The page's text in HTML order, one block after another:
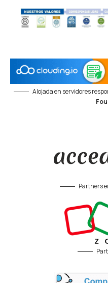
Alojada en servidores
Partners